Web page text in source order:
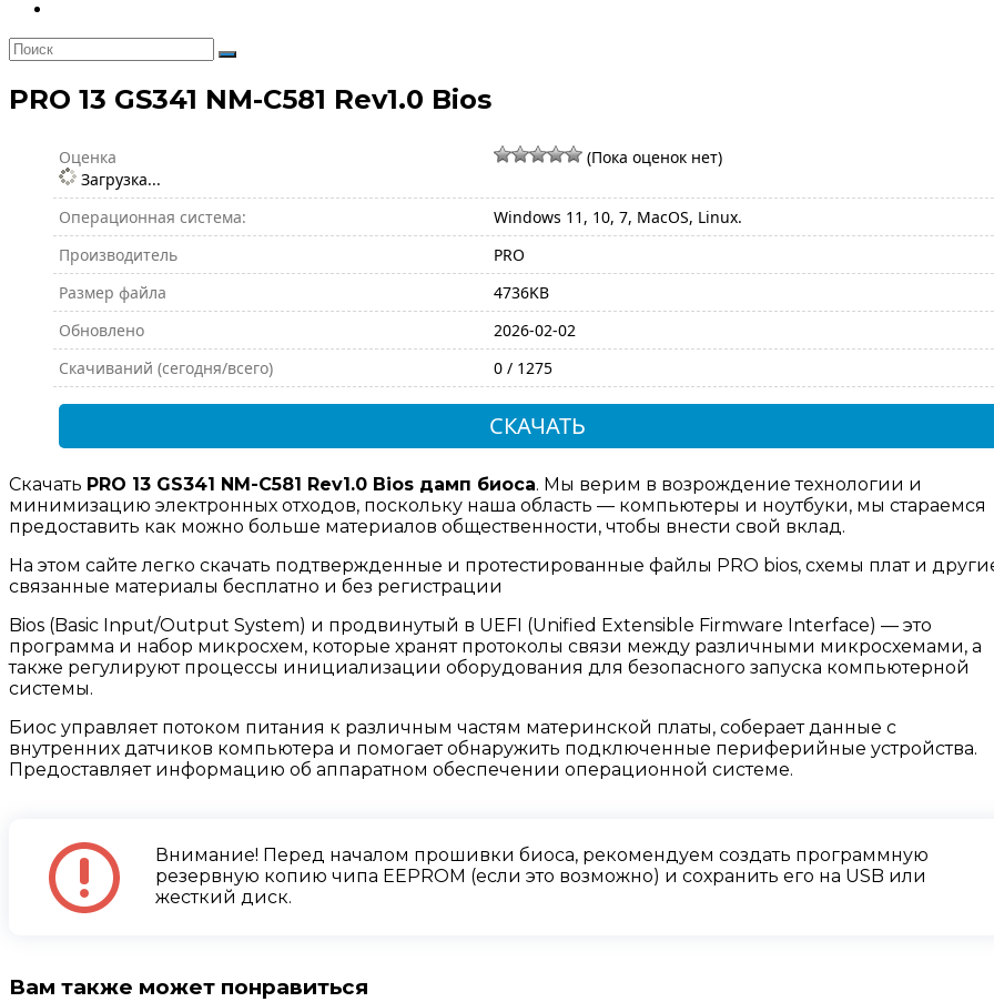
PRO 13 GS341 NM-C581 Rev1.0 Bios
Оценка
(Пока оценок нет)
Загрузка...
Операционная система:
Windows 11, 10, 7, MacOS, Linux.
Производитель
PRO
Размер файла
4736KB
Обновлено
2026-02-02
Скачиваний (сегодня/всего)
0 / 1275
СКАЧАТЬ
Скачать PRO 13 GS341 NM-C581 Rev1.0 Bios дамп биоса. Мы верим в возрождение технологии и
минимизацию электронных отходов, поскольку наша область — компьютеры и ноутбуки, мы стараемся
предоставить как можно больше материалов общественности, чтобы внести свой вклад.
На этом сайте легко скачать подтвержденные и протестированные файлы PRO bios, схемы плат и
связанные материалы бесплатно и без регистрации
Bios (Basic Input/Output System) и продвинутый в UEFI (Unified Extensible Firmware Interface) — это
программа и набор микросхем, которые хранят протоколы связи между различными микросхемами, а
также регулируют процессы инициализации оборудования для безопасного запуска компьютерной
системы.
Биос управляет потоком питания к различным частям материнской платы, соберает данные с
внутренних датчиков компьютера и помогает обнаружить подключенные периферийные устройства.
Предоставляет информацию об аппаратном обеспечении операционной системе.
Внимание! Перед началом прошивки биоса, рекомендуем создать программную
резервную копию чипа EEPROM (если это возможно) и сохранить его на USB или
жесткий диск.
Вам также может понравиться